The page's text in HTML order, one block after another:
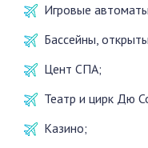
Игровые
Бассейны,
Цент СПА;
Театр и цирк Дю
Казино;